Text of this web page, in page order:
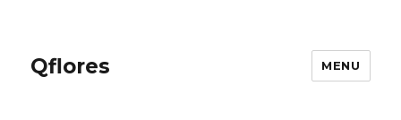
Qflores MENU